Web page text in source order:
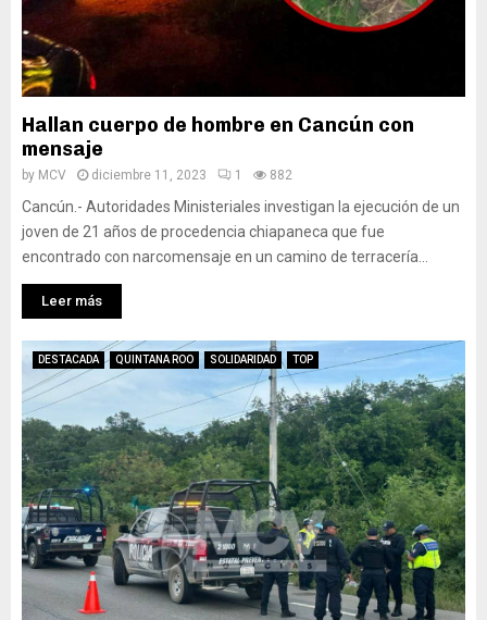
Hallan cuerpo de hombre en Cancún con
mensaje
by MCV diciembre 11, 2023 1 882
Cancún.- Autoridades Ministeriales investigan la ejecución de un
joven de 21 años de procedencia chiapaneca que fue
encontrado con narcomensaje en un camino de terracería...
Leer más
DESTACADA QUINTANA ROO SOLIDARIDAD TOP